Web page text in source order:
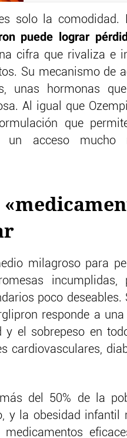
solo la comodidad.
puede lograr
cifra que rivaliza e
Su mecanismo de
unas hormonas
Al igual que
que
un acceso mucho
milagroso para
poco
responde a una
y el sobrepeso en
cardiovasculares,
del 50% de la
y la obesidad infantil